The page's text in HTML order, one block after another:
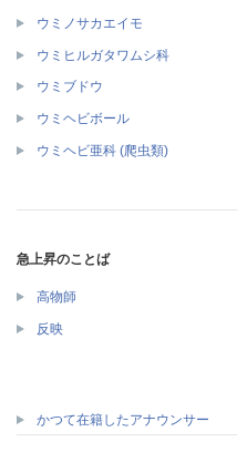
ウミノサカエイモ
ウミヒルガタワムシ科
ウミブドウ
ウミヘビボール
ウミヘビ亜科 (爬虫類)
急上昇のことば
高物師
反映
かつて在籍したアナウンサー